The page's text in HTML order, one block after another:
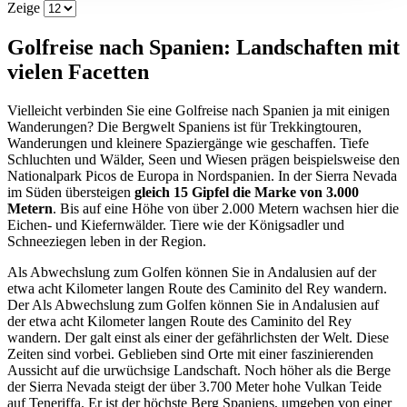
Zeige
Golfreise nach Spanien: Landschaften mit
vielen Facetten
Vielleicht verbinden Sie eine Golfreise nach Spanien ja mit einigen
Wanderungen? Die Bergwelt Spaniens ist für Trekkingtouren,
Wanderungen und kleinere Spaziergänge wie geschaffen. Tiefe
Schluchten und Wälder, Seen und Wiesen prägen beispielsweise den
Nationalpark Picos de Europa in Nordspanien. In der Sierra Nevada
im Süden übersteigen gleich 15 Gipfel die Marke von 3.000
Metern. Bis auf eine Höhe von über 2.000 Metern wachsen hier die
Eichen- und Kiefernwälder. Tiere wie der Königsadler und
Schneeziegen leben in der Region.
Als Abwechslung zum Golfen können Sie in Andalusien auf der
etwa acht Kilometer langen Route des Caminito del Rey wandern.
Der Als Abwechslung zum Golfen können Sie in Andalusien auf
der etwa acht Kilometer langen Route des Caminito del Rey
wandern. Der galt einst als einer der gefährlichsten der Welt. Diese
Zeiten sind vorbei. Geblieben sind Orte mit einer faszinierenden
Aussicht auf die urwüchsige Landschaft. Noch höher als die Berge
der Sierra Nevada steigt der über 3.700 Meter hohe Vulkan Teide
auf Teneriffa. Er ist der höchste Berg Spaniens, umgeben von einer